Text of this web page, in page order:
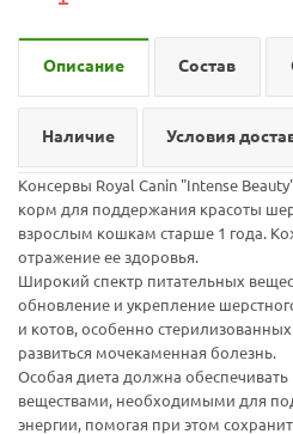
Описание Состав
Наличие Условия
Консервы Royal Canin "Intense
корм для поддержания красоты
взрослым кошкам старше 1 года.
отражение ее здоровья.
Широкий спектр питательных
обновление и укрепление
и котов, особенно
развиться мочекаменная болезнь.
Особая диета должна
веществами, необходимыми для
энергии, помогая при этом